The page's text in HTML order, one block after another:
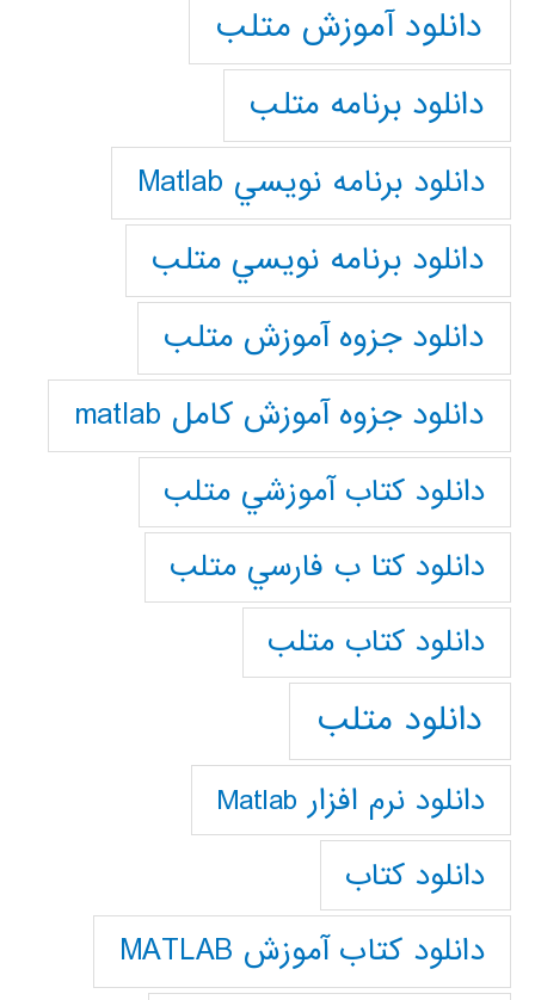
دانلود آموزش متلب
دانلود برنامه متلب
دانلود برنامه نويسي Matlab
دانلود برنامه نويسي متلب
دانلود جزوه آموزش متلب
دانلود جزوه آموزش کامل matlab
دانلود كتاب آموزشي متلب
دانلود كتا ب فارسي متلب
دانلود كتاب متلب
دانلود متلب
دانلود نرم افزار Matlab
دانلود کتاب
دانلود کتاب آموزش MATLAB